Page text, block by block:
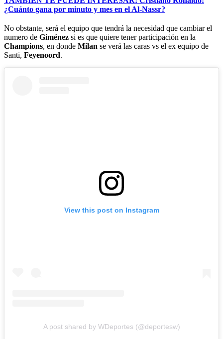
¿Cuánto gana por minuto y mes en el Al-Nassr?
No obstante, será el equipo que tendrá la necesidad que cambiar el
numero de Giménez si es que quiere tener participación en la
Champions, en donde Milan se verá las caras vs el ex equipo de
Santi, Feyenoord.
View this post on Instagram
A post shared by WDeportes (@deportesw)